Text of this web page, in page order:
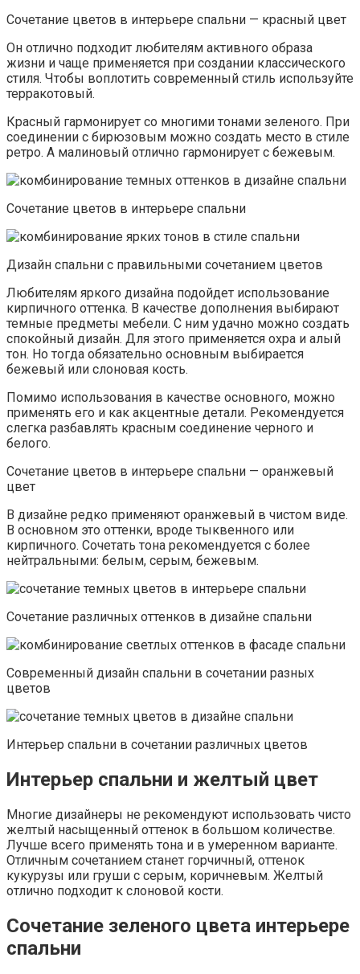
Сочетание цветов в интерьере спальни — красный цвет
Он отлично подходит любителям активного образа
жизни и чаще применяется при создании классического
стиля. Чтобы воплотить современный стиль используйте
терракотовый.
Красный гармонирует со многими тонами зеленого. При
соединении с бирюзовым можно создать место в стиле
ретро. А малиновый отлично гармонирует с бежевым.
Сочетание цветов в интерьере спальни
Дизайн спальни с правильными сочетанием цветов
Любителям яркого дизайна подойдет использование
кирпичного оттенка. В качестве дополнения выбирают
темные предметы мебели. С ним удачно можно создать
спокойный дизайн. Для этого применяется охра и алый
тон. Но тогда обязательно основным выбирается
бежевый или слоновая кость.
Помимо использования в качестве основного, можно
применять его и как акцентные детали. Рекомендуется
слегка разбавлять красным соединение черного и
белого.
Сочетание цветов в интерьере спальни — оранжевый
цвет
В дизайне редко применяют оранжевый в чистом виде.
В основном это оттенки, вроде тыквенного или
кирпичного. Сочетать тона рекомендуется с более
нейтральными: белым, серым, бежевым.
Сочетание различных оттенков в дизайне спальни
Современный дизайн спальни в сочетании разных
цветов
Интерьер спальни в сочетании различных цветов
Интерьер спальни и желтый цвет
Многие дизайнеры не рекомендуют использовать чисто
желтый насыщенный оттенок в большом количестве.
Лучше всего применять тона и в умеренном варианте.
Отличным сочетанием станет горчичный, оттенок
кукурузы или груши с серым, коричневым. Желтый
отлично подходит к слоновой кости.
Сочетание зеленого цвета интерьере
спальни